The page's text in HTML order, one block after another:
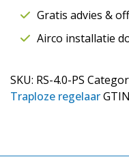
aantalGratis advies &
Airco installatie
SKU: RS-4.0-PS
Traploze regelaar